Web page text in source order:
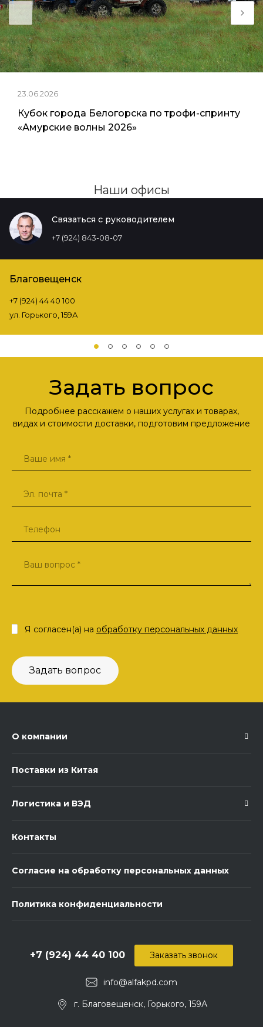
23.06.2026
Кубок города Белогорска по трофи-спринту
«Амурские волны 2026»
Наши офисы
Связаться с руководителем
+7 (924) 843-08-07
Благовещенск
+7 (924) 44 40 100
ул. Горького, 159А
Задать вопрос
Подробнее расскажем о наших услугах и товарах,
видах и стоимости доставки, подготовим предложение
Задать вопрос
Я согласен(а) на обработку персональных данных
О компании
Поставки из Китая
Логистика и ВЭД
Контакты
Согласие на обработку персональных данных
Политика конфиденциальности
info@alfakpd.com
+7 (924) 44 40 100
г. Благовещенск, Горького, 159А
Заказать звонок